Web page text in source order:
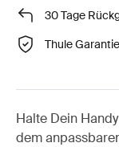
30 Tage
Thule Garantie
Halte Dein
dem